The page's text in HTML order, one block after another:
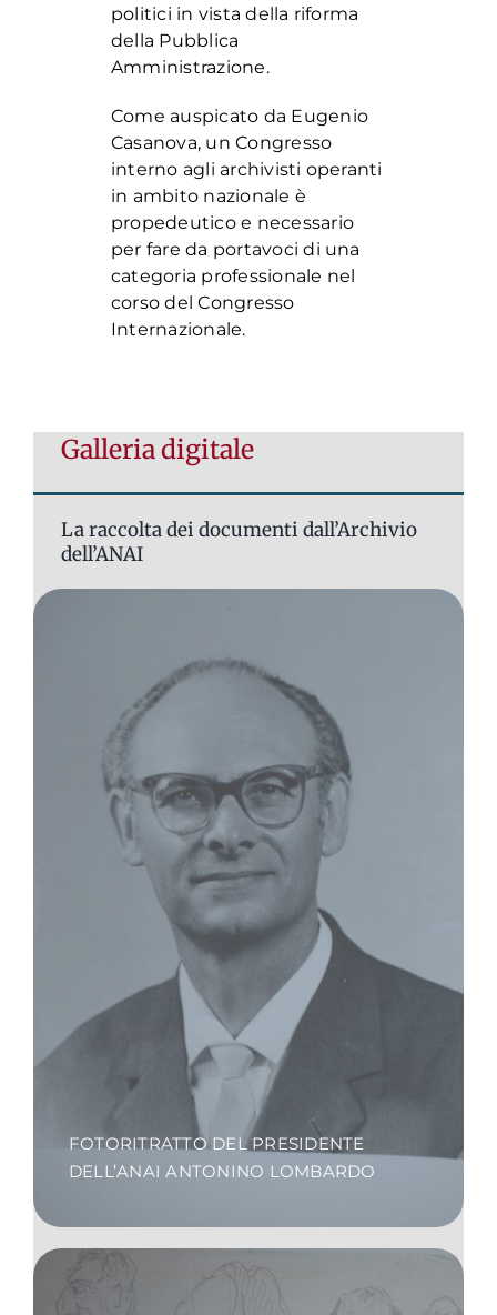
politici in vista della riforma
della Pubblica
Amministrazione.
Come auspicato da Eugenio
Casanova, un Congresso
interno agli archivisti operanti
in ambito nazionale è
propedeutico e necessario
per fare da portavoci di una
categoria professionale nel
corso del Congresso
Internazionale.
Galleria digitale
La raccolta dei documenti dall’Archivio
dell’ANAI
FOTORITRATTO DEL PRESIDENTE
DELL’ANAI ANTONINO LOMBARDO